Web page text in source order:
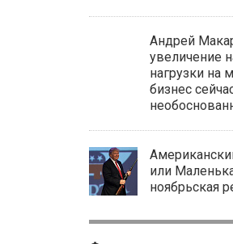
Андрей
увеличение
нагрузки на
бизнес
или
ноябрьская